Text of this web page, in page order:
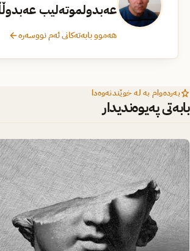
عەبدولموتەلیب
هەموو بابەتەکانی ئەم نووسەرە
بەردەوام بە لە خوێندنەوەدا
بابەتی پەیوەندیدار